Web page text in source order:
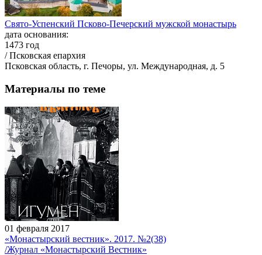
Свято-Успенский Псково-Печерский мужской монастырь
дата основания:
1473 год
/ Псковская епархия
Псковская область, г. Печоры, ул. Международная, д. 5
Материалы по теме
01 февраля 2017
«Монастырский вестник». 2017. №2(38)
/Журнал «Монастырский Вестник»